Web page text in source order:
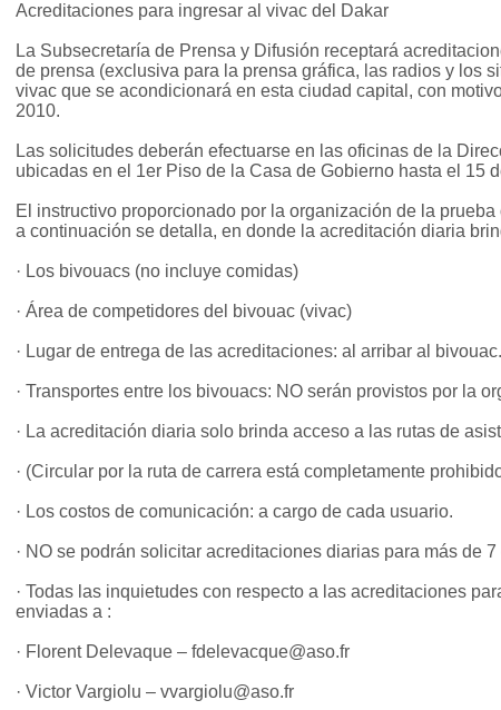
Acreditaciones para ingresar al vivac del Dakar
La Subsecretaría de Prensa y Difusión receptará
de prensa (exclusiva para la prensa gráfica, las radios y los
vivac que se acondicionará en esta ciudad capital, con
2010.
Las solicitudes deberán efectuarse en las oficinas de la
ubicadas en el 1er Piso de la Casa de Gobierno hasta el 15
El instructivo proporcionado por la organización de la
a continuación se detalla, en donde la acreditación diaria
· Los bivouacs (no incluye comidas)
· Área de competidores del bivouac (vivac)
· Lugar de entrega de las acreditaciones: al arribar al bivouac.
· Transportes entre los bivouacs: NO serán provistos por la
· La acreditación diaria solo brinda acceso a las rutas de
· (Circular por la ruta de carrera está completamente
· Los costos de comunicación: a cargo de cada usuario.
· NO se podrán solicitar acreditaciones diarias para más de 7
· Todas las inquietudes con respecto a las acreditaciones
enviadas a :
· Florent Delevaque – fdelevacque@aso.fr
· Victor Vargiolu – vvargiolu@aso.fr